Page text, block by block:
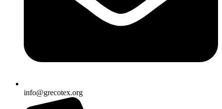
info@grecotex.org